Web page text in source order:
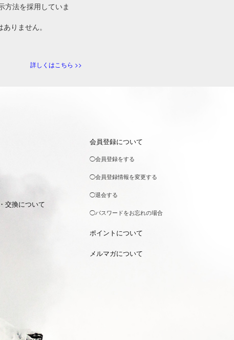
方法を採用していま
りません。
詳しくはこちら >>
交換について
会員登録について
◯会員登録をする
◯会員登録情報を変更する
◯退会する
◯パスワードをお忘れの場合
ポイントについて
メルマガについて